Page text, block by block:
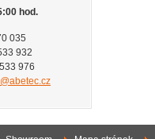
hod.
035
932
976